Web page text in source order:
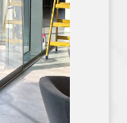
יתרונות
יתרונות השימוש
חזית הבניין
לעוברים ושבים.